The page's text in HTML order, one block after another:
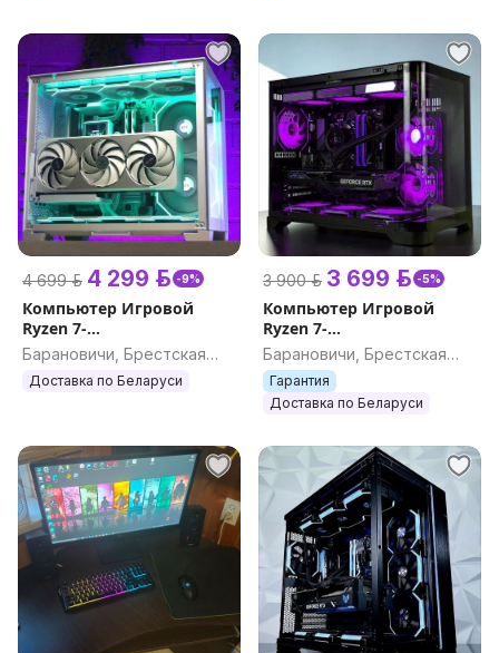
4 699 р. 4 299 р. -9%
Компьютер Игровой
Ryzen 7-
7800X3D/RTX5060Ti/32GB
Барановичи, Брестская
обл.
Доставка по Беларуси
3 900 р. 3 699 р. -5%
Компьютер Игровой
Ryzen 7-
7700/RTX5060Ti/DDR5
32GB/РАССРОЧКА
Барановичи, Брестская
обл.
Гарантия
Доставка по Беларуси